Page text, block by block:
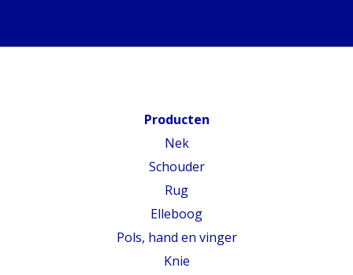
Producten
Nek
Schouder
Rug
Elleboog
Pols, hand en vinger
Knie